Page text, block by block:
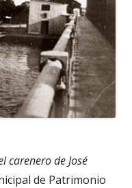
carenero de José
de Patrimonio